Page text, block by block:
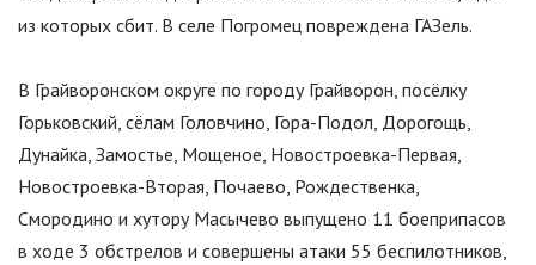
из которых сбит. В селе Погромец повреждена ГАЗель.
В Грайворонском округе по городу Грайворон, посёлку
Горьковский, сёлам Головчино, Гора-Подол, Дорогощь,
Дунайка, Замостье, Мощеное, Новостроевка-Первая,
Новостроевка-Вторая, Почаево, Рождественка,
Смородино и хутору Масычево выпущено 11 боеприпасов
в ходе 3 обстрелов и совершены атаки 55 беспилотников,